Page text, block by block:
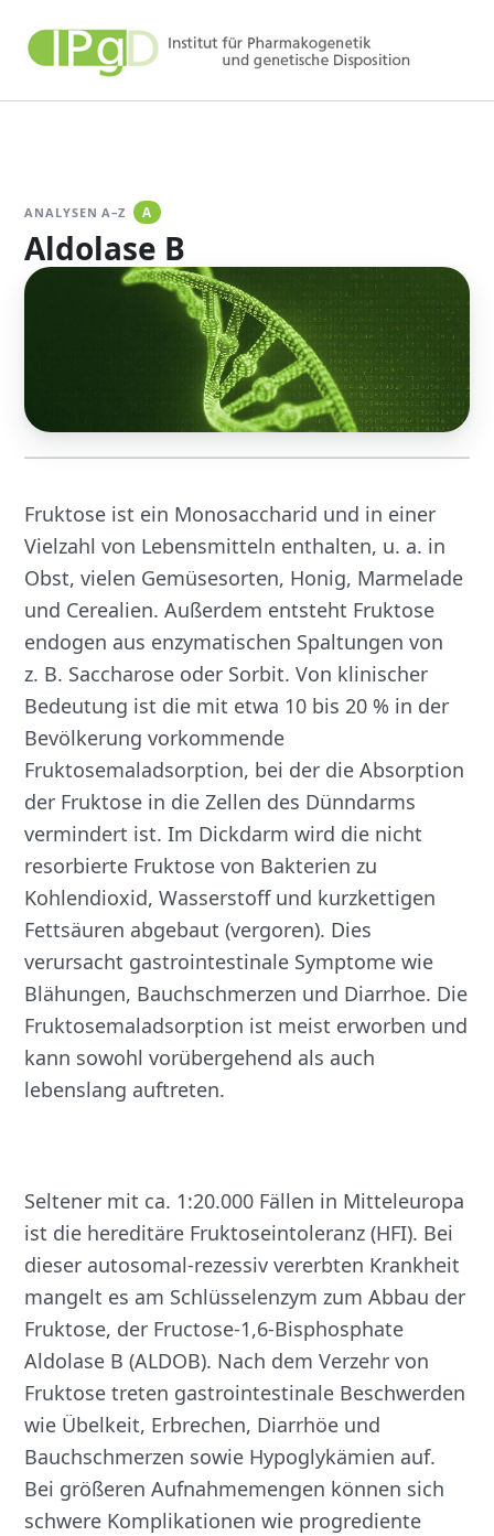
Inhalt
springen
ANALYSEN A–Z A
Aldolase B
Fruktose ist ein Monosaccharid und in einer
Vielzahl von Lebensmitteln enthalten, u. a. in
Obst, vielen Gemüsesorten, Honig, Marmelade
und Cerealien. Außerdem entsteht Fruktose
endogen aus enzymatischen Spaltungen von
z. B. Saccharose oder Sorbit. Von klinischer
Bedeutung ist die mit etwa 10 bis 20 % in der
Bevölkerung vorkommende
Fruktosemaladsorption, bei der die Absorption
der Fruktose in die Zellen des Dünndarms
vermindert ist. Im Dickdarm wird die nicht
resorbierte Fruktose von Bakterien zu
Kohlendioxid, Wasserstoff und kurzkettigen
Fettsäuren abgebaut (vergoren). Dies
verursacht gastrointestinale Symptome wie
Blähungen, Bauchschmerzen und Diarrhoe. Die
Fruktosemaladsorption ist meist erworben und
kann sowohl vorübergehend als auch
lebenslang auftreten.
Seltener mit ca. 1:20.000 Fällen in Mitteleuropa
ist die hereditäre Fruktoseintoleranz (HFI). Bei
dieser autosomal-rezessiv vererbten Krankheit
mangelt es am Schlüsselenzym zum Abbau der
Fruktose, der Fructose-1,6-Bisphosphate
Aldolase B (ALDOB). Nach dem Verzehr von
Fruktose treten gastrointestinale Beschwerden
wie Übelkeit, Erbrechen, Diarrhöe und
Bauchschmerzen sowie Hypoglykämien auf.
Bei größeren Aufnahmemengen können sich
schwere Komplikationen wie progrediente